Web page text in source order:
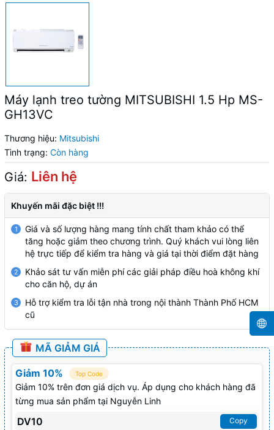
Máy lạnh treo tường MITSUBISHI 1.5 Hp MS-
GH13VC
Thương hiệu: Mitsubishi
Tình trạng: Còn hàng
Giá: Liên hệ
Khuyến mãi đặc biệt !!!
1
Giá và số lượng hàng mang tính chất tham khảo có thể
tăng hoặc giảm theo chương trình. Quý khách vui lòng liên
hệ trực tiếp để kiểm tra hàng và giá tại thời điểm đặt hàng
2
Khảo sát tư vấn miễn phí các giải pháp điều hoà không khí
cho căn hộ, dự án
3
Hỗ trợ kiểm tra lỗi tận nhà trong nội thành Thành Phố HCM
cũ
MÃ GIẢM GIÁ
Giảm 10% Top Code
Giảm 10% trên đơn giá dịch vụ. Áp dụng cho khách hàng đã
từng mua sản phẩm tại Nguyễn Linh
DV10 Copy